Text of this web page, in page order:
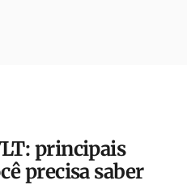
principais
precisa saber